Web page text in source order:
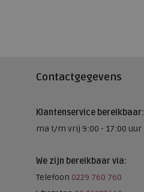
Contactgegevens
Klantenservice bereikbaar:
ma t/m vrij 9:00 - 17:00 uur
We zijn bereikbaar via:
Telefoon 0229 760 760